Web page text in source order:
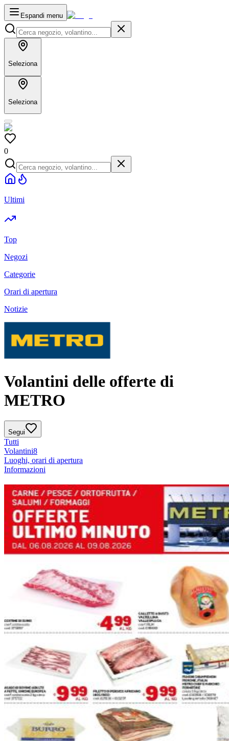
Espandi menu
Seleziona
Seleziona
0
Ultimi
Top
Negozi
Categorie
Orari di apertura
Notizie
Volantini delle offerte di
METRO
Segui
Tutti
Volantini8
Luoghi, orari di apertura
Informazioni